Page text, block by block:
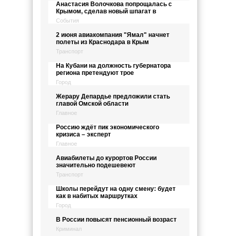
Анастасия Волочкова попрощалась с
Крымом, сделав новый шпагат в
События
2 июня авиакомпания "Ямал" начнет
полеты из Краснодара в Крым
Транспорт
На Кубани на должность губернатора
региона претендуют трое
Город
Жерару Депардье предложили стать
главой Омской области
Главное
Россию ждёт пик экономического
кризиса – эксперт
Главное
Авиабилеты до курортов России
значительно подешевеют
Транспорт
Школы перейдут на одну смену: будет
как в набитых маршрутках
Город
В России повысят пенсионный возраст
Криминал